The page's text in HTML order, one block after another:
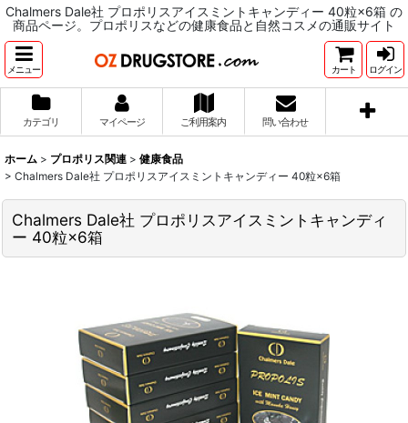
Chalmers Dale社 プロポリスアイスミントキャンディー 40粒×6箱 の
商品ページ。プロポリスなどの健康食品と自然コスメの通販サイト
メニュー カート ログイン
カテゴリ マイページ ご利用案内 問い合わせ
ホーム > プロポリス関連 > 健康食品
> Chalmers Dale社 プロポリスアイスミントキャンディー 40粒×6箱
Chalmers Dale社 プロポリスアイスミントキャンディ
ー 40粒×6箱